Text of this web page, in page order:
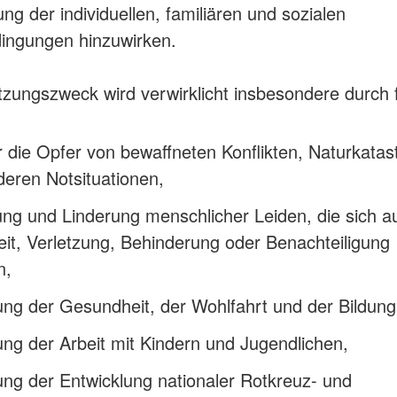
der individuellen, familiären und sozialen
hinzuwirken.
wird verwirklicht insbesondere durch
die Opfer von bewaffneten Konflikten,
Notsituationen,
und Linderung menschlicher Leiden, die sich
Verletzung, Behinderung oder Benachteiligung
der Gesundheit, der Wohlfahrt und der
der Arbeit mit Kindern und Jugendlichen,
der Entwicklung nationaler Rotkreuz- und